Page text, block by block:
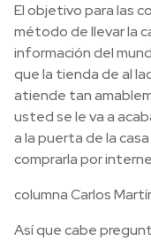
El objetivo para las
método de llevar la
información del
que la tienda de al
atiende tan
usted se le va a
a la puerta de la
comprarla por
columna Carlos
Así que cabe